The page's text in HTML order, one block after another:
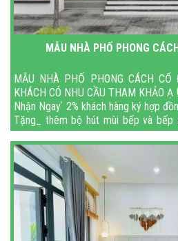
MẪU NHÀ PHỐ PHONG
MẪU NHÀ PHỐ PHONG CÁCH
KHÁCH CÓ NHU CẦU THAM KHẢO Ạ !
Nhận Ngay ̉ 2% khách hàng ký hợp
Tặng_ thêm bộ hút mùi bếp và bếp
đồng.
ĐÓN TẾT NGUYÊN ĐÁN 2024 T